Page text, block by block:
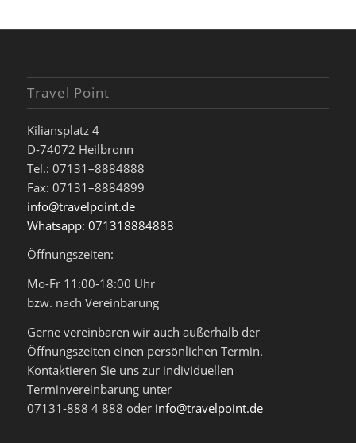
Travel Point
Kiliansplatz 4
D-74072 Heilbronn
Tel.: 07131–8884888
Fax: 07131–8884899
info@travelpoint.de
Whatsapp: 071318884888
Öffnungszeiten:
Mo-Fr 11:00-18:00 Uhr
bzw. nach Vereinbarung
Gerne vereinbaren wir auch außerhalb der
Öffnungszeiten einen persönlichen Termin.
Kontaktieren Sie uns zur individuellen
Terminvereinbarung unter
07131-888 4 888 oder info@travelpoint.de